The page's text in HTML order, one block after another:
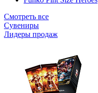
Смотреть все
Сувениры
Лидеры продаж